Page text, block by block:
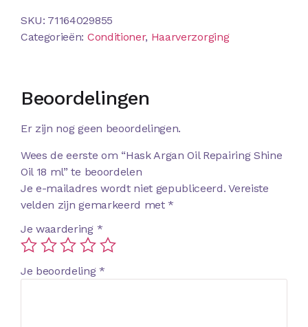
SKU: 71164029855
Categorieën: Conditioner, Haarverzorging
Beoordelingen
Er zijn nog geen beoordelingen.
Wees de eerste om “Hask Argan Oil Repairing Shine
Oil 18 ml” te beoordelen
Je e-mailadres wordt niet gepubliceerd. Vereiste
velden zijn gemarkeerd met*
Je waardering *
Je beoordeling*